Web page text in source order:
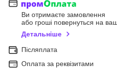
Ви отримаєте замовлення
або гроші повернуться на
Детальніше
Післяплата
Оплата за реквізитами